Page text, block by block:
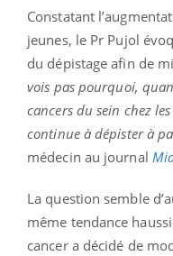
Constatant
jeunes, le Pr Pujol
du dépistage afin de
vois pas pourquoi,
cancers du sein chez
continue à dépister à
médecin au journal
La question semble
même tendance
cancer a décidé de